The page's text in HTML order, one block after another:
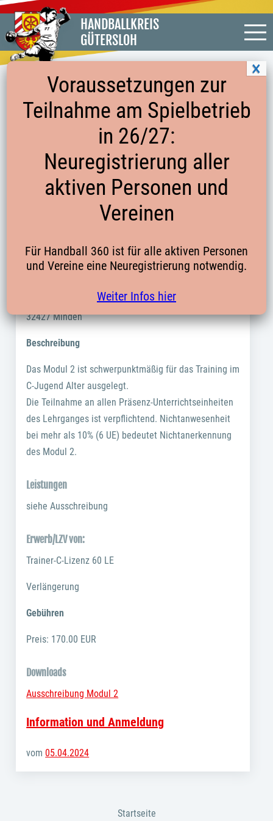
HANDBALLKREIS
GÜTERSLOH
C-LIZENZ-OWL-06/24-MODUL 2 | C
LIZENZ AUSBILDUNG-MODUL 2 –
GRUNDLAGENTRAINING
C-Lizenz-OWL-06/24-Modul 2
15.06.2024 09:00 – 30.06.2024 18:00
Anmeldeschluss: 10.06.2024
Sporthalle Besselgymnasium, Hahler Straße 134,
32427 Minden
Beschreibung
Das Modul 2 ist schwerpunktmäßig für das Training im
C-Jugend Alter ausgelegt.
Die Teilnahme an allen Präsenz-Unterrichtseinheiten
des Lehrganges ist verpflichtend. Nichtanwesenheit
bei mehr als 10% (6 UE) bedeutet Nichtanerkennung
des Modul 2.
Leistungen
siehe Ausschreibung
Erwerb/LZV von:
Trainer-C-Lizenz 60 LE
Verlängerung
Gebühren
Preis: 170.00 EUR
Downloads
Ausschreibung Modul 2
Information und Anmeldung
vom05.04.2024
Startseite
Voraussetzungen zur
Teilnahme am Spielbetrieb
in 26/27:
Neuregistrierung aller
aktiven Personen und
Vereinen
Für Handball 360 ist für alle aktiven Personen
und Vereine eine Neuregistrierung notwendig.
Weiter Infos hier